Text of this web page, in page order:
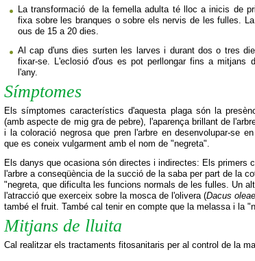
La transformació de la femella adulta té lloc a inicis de
fixa sobre les branques o sobre els nervis de les fulles.
ous de 15 a 20 dies.
Al cap d'uns dies surten les larves i durant dos o tres
fixar-se. L'eclosió d'ous es pot perllongar fins a mitjans
l'any.
Símptomes
Els símptomes característics d'aquesta plaga són la
(amb aspecte de mig gra de pebre), l'aparença brillant de
i
la coloració negrosa que pren l'arbre en desenvolupar-se en
que es coneix vulgarment amb el nom de "negreta".
Els danys que ocasiona són directes i indirectes: Els primers
l'arbre a conseqüència de la succió de la saba per part de la
"negreta, que dificulta les funcions normals de les fulles. Un
l'atracció que exerceix sobre la mosca de l'olivera (Dacus oleae
també el fruit. També cal tenir en compte que la melassa i la "
Mitjans de lluita
Cal realitzar els tractaments fitosanitaris per al control de la